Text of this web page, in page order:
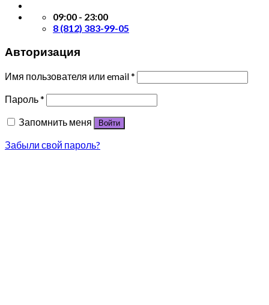
09:00 - 23:00
8 (812) 383-99-05
Авторизация
Имя пользователя или email*
Пароль*
Запомнить меня
Войти
Забыли свой пароль?